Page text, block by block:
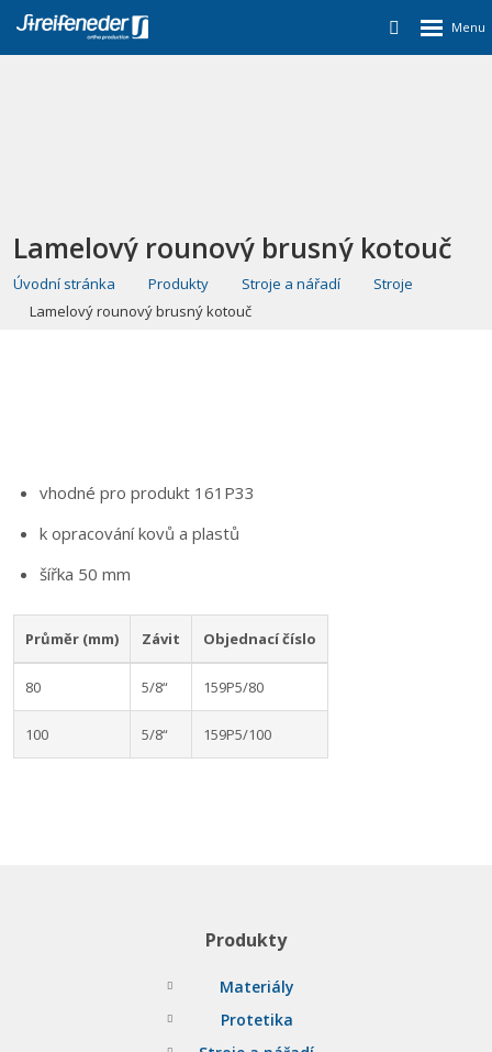
Lamelový rounový brusný kotouč
Úvodní stránka Produkty Stroje a nářadí
Stroje
Lamelový rounový brusný kotouč
vhodné pro produkt 161P33
k opracování kovů a plastů
šířka 50 mm
Průměr (mm) Závit Objednací číslo
80 5/8“ 159P5/80
100 5/8“ 159P5/100
Produkty
Materiály
Protetika